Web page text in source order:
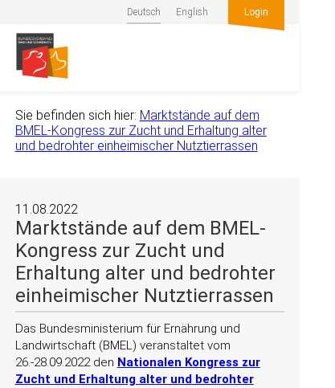
Deutsch English Login
Sie befinden sich hier: Marktstände auf dem
BMEL-Kongress zur Zucht und Erhaltung alter
und bedrohter einheimischer Nutztierrassen
11.08.2022
Marktstände auf dem BMEL-
Kongress zur Zucht und
Erhaltung alter und bedrohter
einheimischer Nutztierrassen
Das Bundesministerium für Ernährung und
Landwirtschaft (BMEL) veranstaltet vom
26.-28.09.2022 den Nationalen Kongress zur
Zucht und Erhaltung alter und bedrohter